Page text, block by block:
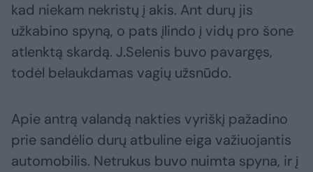
kad niekam nekristų į akis. Ant durų jis
užkabino spyną, o pats įlindo į vidų pro šone
atlenktą skardą. J.Selenis buvo pavargęs,
todėl belaukdamas vagių užsnūdo.
Apie antrą valandą nakties vyriškį pažadino
prie sandėlio durų atbuline eiga važiuojantis
automobilis. Netrukus buvo nuimta spyna, ir į